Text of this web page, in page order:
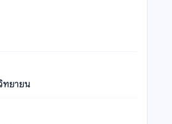
ทยายน